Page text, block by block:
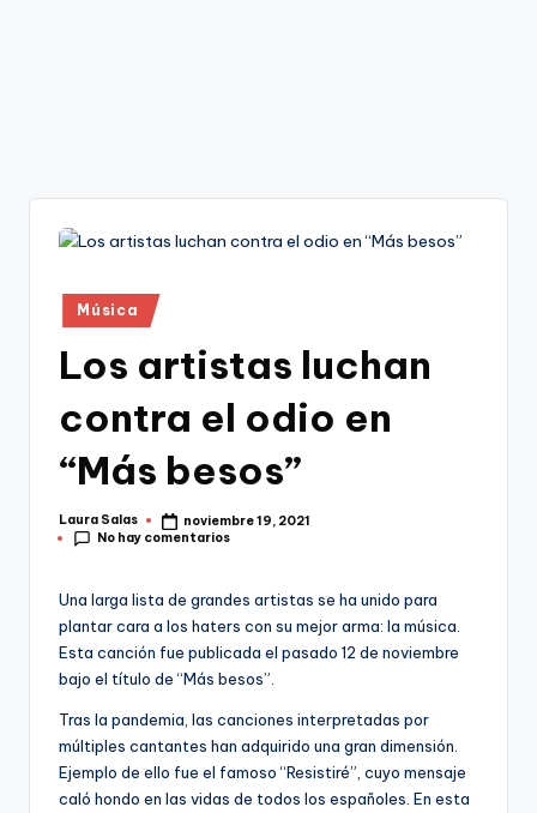
Publicado
en
Música
Los artistas luchan
contra el odio en
“Más besos”
Publicado
por
Laura Salas
noviembre 19, 2021
No hay comentarios
Una larga lista de grandes artistas se ha unido para
plantar cara a los haters con su mejor arma: la música.
Esta canción fue publicada el pasado 12 de noviembre
bajo el título de “Más besos”.
Tras la pandemia, las canciones interpretadas por
múltiples cantantes han adquirido una gran dimensión.
Ejemplo de ello fue el famoso “Resistiré”, cuyo mensaje
caló hondo en las vidas de todos los españoles. En esta